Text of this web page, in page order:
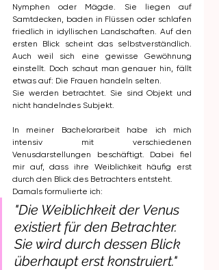
Nymphen oder Mägde. Sie liegen auf
Samtdecken, baden in Flüssen oder schlafen
friedlich in idyllischen Landschaften. Auf den
ersten Blick scheint das selbstverständlich.
Auch weil sich eine gewisse Gewöhnung
einstellt. Doch schaut man genauer hin, fällt
etwas auf: Die Frauen handeln selten.
Sie werden betrachtet. Sie sind Objekt und
nicht handelndes Subjekt.
In meiner Bachelorarbeit habe ich mich
intensiv mit verschiedenen
Venusdarstellungen beschäftigt. Dabei fiel
mir auf, dass ihre Weiblichkeit häufig erst
durch den Blick des Betrachters entsteht.
Damals formulierte ich:
"Die Weiblichkeit der Venus
existiert für den Betrachter.
Sie wird durch dessen Blick
überhaupt erst konstruiert."